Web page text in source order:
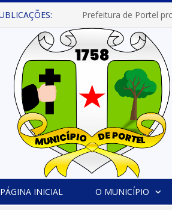
PÁGINA INICIAL O MUNICÍPIO